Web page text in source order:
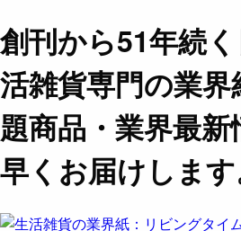
創刊から51年続
活雑貨専門の業
題商品・業界最
早くお届けします